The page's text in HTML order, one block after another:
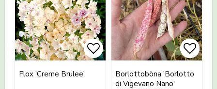
Lägg till i favoritlistan
Flox 'Creme Brulee'
Borlottoböna 'Borlotto
di Vigevano Nano'